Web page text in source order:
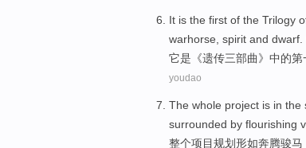
It is the first of the Trilogy
warhorse spirit and dwarf
它是 《遗传三部曲》 中的第
youdao
The whole project is in the
surrounded by flourishing
整个项目规划形如奔腾骏马